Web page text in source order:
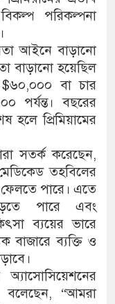
পরিকল্পনা
আইনে বাড়ানো
বাড়ানো হয়েছিল
বা চার
পর্যন্ত। বছরের
হলে প্রিমিয়ামের
সতর্ক করেছেন,
তহবিলের
ফেলতে পারে। এতে
পারে এবং
ব্যয়ের ভারে
বাজারে ব্যক্তি ও
বলেছেন, “আমরা